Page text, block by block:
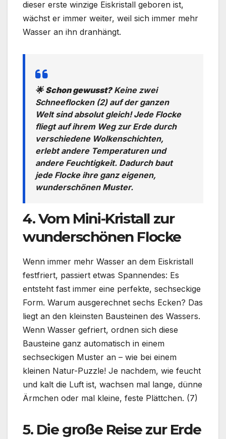
dieser erste winzige Eiskristall geboren ist,
wächst er immer weiter, weil sich immer mehr
Wasser an ihn dranhängt.
🌟 Schon gewusst?Keine zwei
Schneeflocken (2) auf der ganzen
Welt sind absolut gleich! Jede Flocke
fliegt auf ihrem Weg zur Erde durch
verschiedene Wolkenschichten,
erlebt andere Temperaturen und
andere Feuchtigkeit. Dadurch baut
jede Flocke ihre ganz eigenen,
wunderschönen Muster.
4. Vom Mini-Kristall zur
wunderschönen Flocke
Wenn immer mehr Wasser an dem Eiskristall
festfriert, passiert etwas Spannendes: Es
entsteht fast immer eine perfekte, sechseckige
Form. Warum ausgerechnet sechs Ecken? Das
liegt an den kleinsten Bausteinen des Wassers.
Wenn Wasser gefriert, ordnen sich diese
Bausteine ganz automatisch in einem
sechseckigen Muster an – wie bei einem
kleinen Natur-Puzzle! Je nachdem, wie feucht
und kalt die Luft ist, wachsen mal lange, dünne
Ärmchen oder mal kleine, feste Plättchen. (7)
5. Die große Reise zur Erde